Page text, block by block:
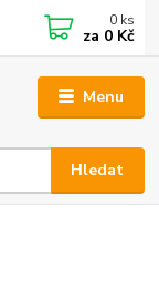
Menu
Hledat
0 ks
za 0 Kč